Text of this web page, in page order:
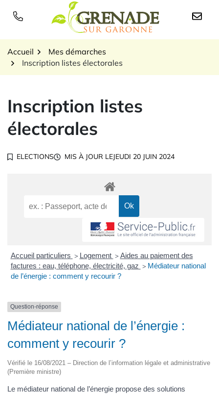
Logo Grenade sur
Accueil
Mes démarches
Inscription listes électorales
Inscription listes
électorales
ELECTIONS MIS À JOUR LEJEUDI 20 JUIN 2024
Accueil particuliers > Logement > Aides au paiement des
factures : eau, téléphone, électricité, gaz > Médiateur national
de l’énergie : comment y recourir ?
Question-réponse
Médiateur national de l’énergie :
comment y recourir ?
Vérifié le 16/08/2021 – Direction de l’information légale et administrative
(Première ministre)
Le médiateur national de l’énergie propose des solutions